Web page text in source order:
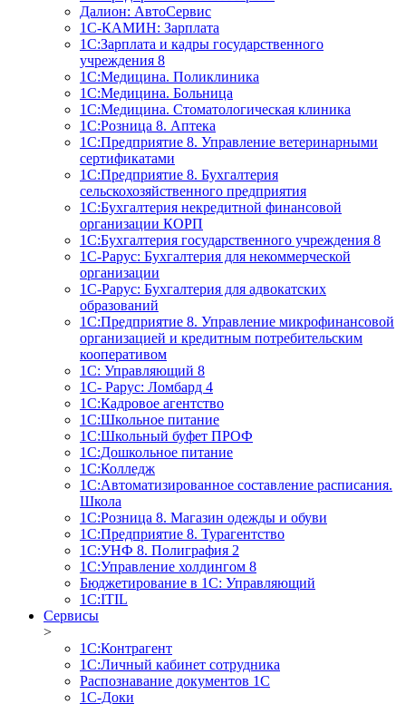
Далион: АвтоСервис
1С-КАМИН: Зарплата
1С:Зарплата и кадры государственного
учреждения 8
1С:Медицина. Поликлиника
1С:Медицина. Больница
1С:Медицина. Стоматологическая клиника
1С:Розница 8. Аптека
1C:Предприятие 8. Управление ветеринарными
сертификатами
1С:Предприятие 8. Бухгалтерия
сельскохозяйственного предприятия
1C:Бухгалтерия некредитной финансовой
организации КОРП
1С:Бухгалтерия государственного учреждения 8
1С-Рарус: Бухгалтерия для некоммерческой
организации
1С-Рарус: Бухгалтерия для адвокатских
образований
1С:Предприятие 8. Управление микрофинансовой
организацией и кредитным потребительским
кооперативом
1С: Управляющий 8
1С- Рарус: Ломбард 4
1С:Кадровое агентство
1С:Школьное питание
1С:Школьный буфет ПРОФ
1C:Дошкольное питание
1С:Колледж
1С:Автоматизированное составление расписания.
Школа
1С:Розница 8. Магазин одежды и обуви
1С:Предприятие 8. Турагентство
1С:УНФ 8. Полиграфия 2
1С:Управление холдингом 8
Бюджетирование в 1С: Управляющий
1С:ITIL
Сервисы
>
1C:Контрагент
1С:Личный кабинет сотрудника
Распознавание документов 1С
1С-Доки